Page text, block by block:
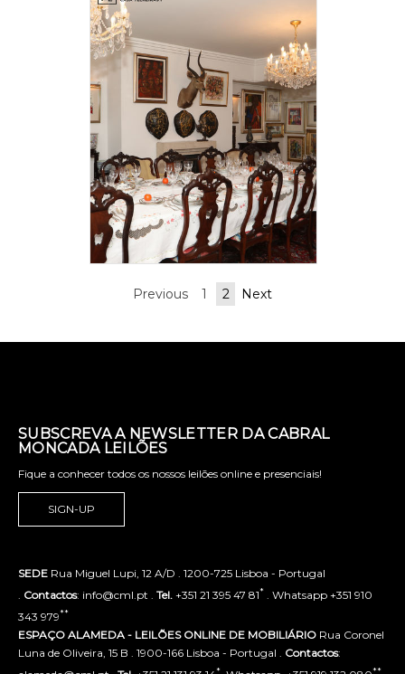
Previous 1 2 Next
SUBSCREVA A NEWSLETTER DA CABRAL
MONCADA LEILÕES
Fique a conhecer todos os nossos leilões online e presenciais!
SIGN-UP
SEDE Rua Miguel Lupi, 12 A/D . 1200-725 Lisboa - Portugal
Contactos: info@cml.pt . Tel. +351 21 395 47 81* . Whatsapp +351 910
343 979**
ESPAÇO ALAMEDA - LEILÕES ONLINE DE MOBILIÁRIO Rua Coronel
Luna de Oliveira, 15 B . 1900-166 Lisboa - Portugal . Contactos:
* **